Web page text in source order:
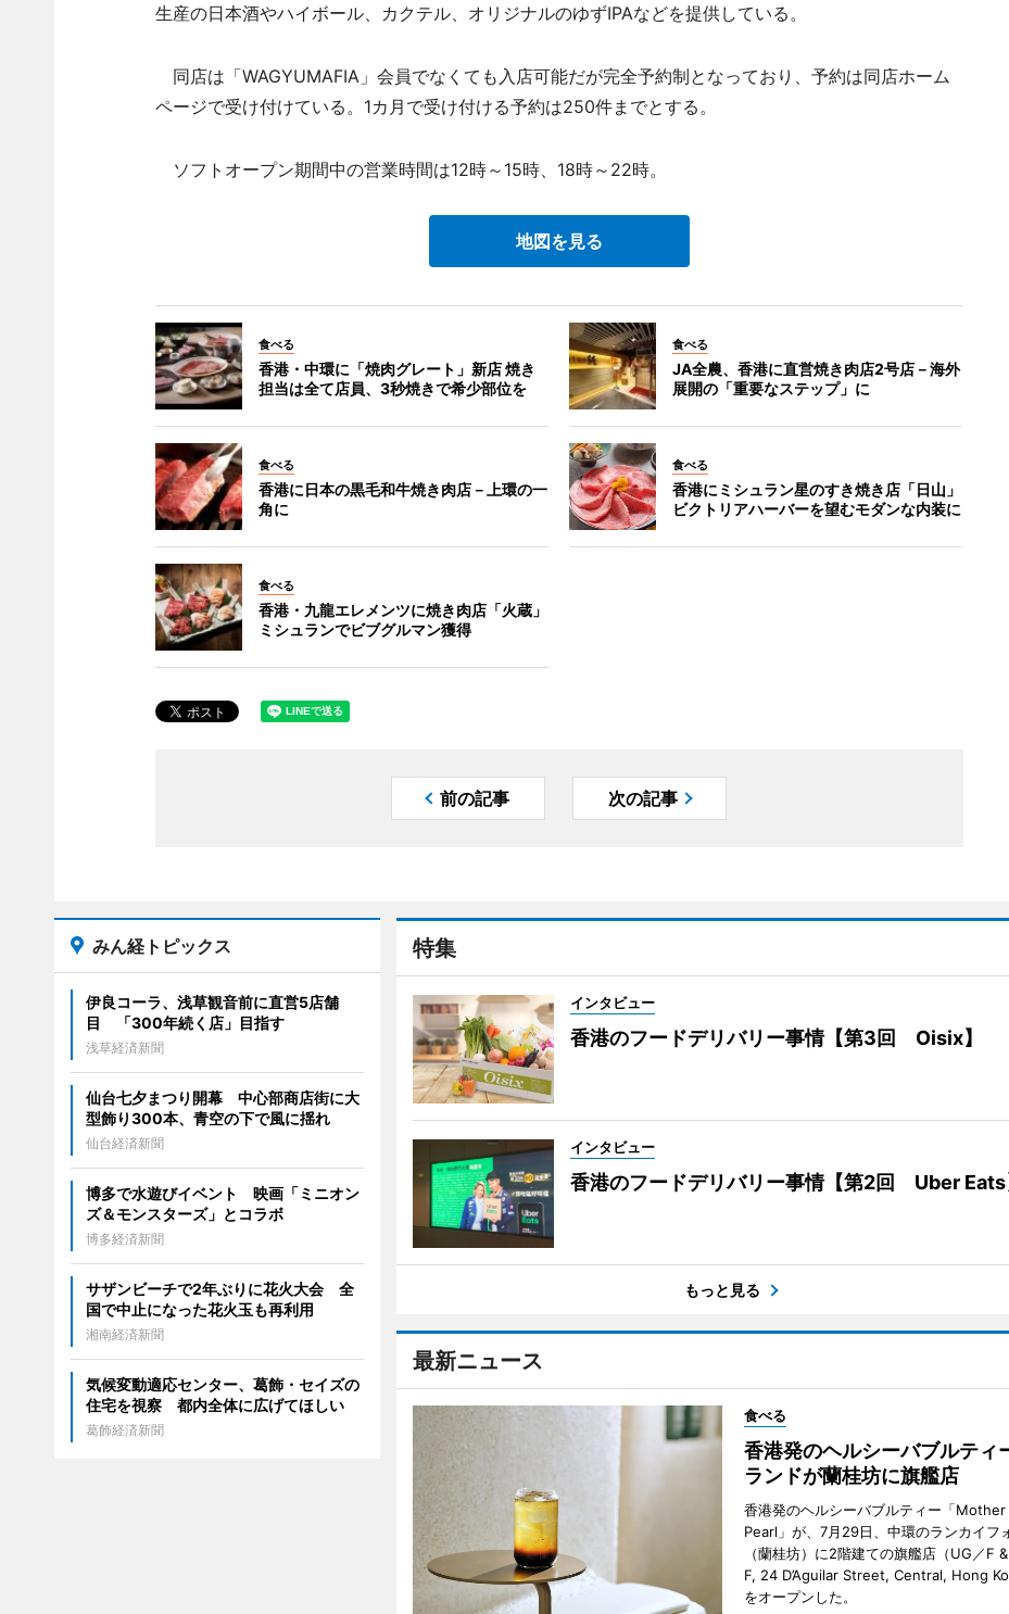
生産の日本酒やハイボール、カクテル、オリジナルのゆずIPAなどを提供している。
同店は「WAGYUMAFIA」会員でなくても入店可能だが完全予約制となっており、予約は同店ホーム
ページで受け付けている。1カ月で受け付ける予約は250件までとする。
ソフトオープン期間中の営業時間は12時～15時、18時～22時。
地図を見る
食べる
香港・中環に「焼肉グレート」新店 焼き
担当は全て店員、3秒焼きで希少部位を
食べる
JA全農、香港に直営焼き肉店2号店－海外
展開の「重要なステップ」に
食べる
香港に日本の黒毛和牛焼き肉店－上環の一
角に
食べる
香港にミシュラン星のすき焼き店「日山」
ビクトリアハーバーを望むモダンな内装に
食べる
香港・九龍エレメンツに焼き肉店「火蔵」
ミシュランでビブグルマン獲得
前の記事 次の記事
特集
インタビュー
香港のフードデリバリー事情【第3回 Oisix】
インタビュー
香港のフードデリバリー事情【第2回 Uber Eats
もっと見る
最新ニュース
食べる
香港発のヘルシーバブルティ
ランドが蘭桂坊に旗艦店
香港発のヘルシーバブルティー「Mother
Pearl」が、7月29日、中環のランカイフ
（蘭桂坊）に2階建ての旗艦店（UG／F
F, 24 D’Aguilar Street, Central, Hong
をオープンした。
みん経トピックス
伊良コーラ、浅草観音前に直営5店舗
目 「300年続く店」目指す
浅草経済新聞
仙台七夕まつり開幕 中心部商店街に大
型飾り300本、青空の下で風に揺れ
仙台経済新聞
博多で水遊びイベント 映画「ミニオン
ズ＆モンスターズ」とコラボ
博多経済新聞
サザンビーチで2年ぶりに花火大会 全
国で中止になった花火玉も再利用
湘南経済新聞
気候変動適応センター、葛飾・セイズの
住宅を視察 都内全体に広げてほしい
葛飾経済新聞